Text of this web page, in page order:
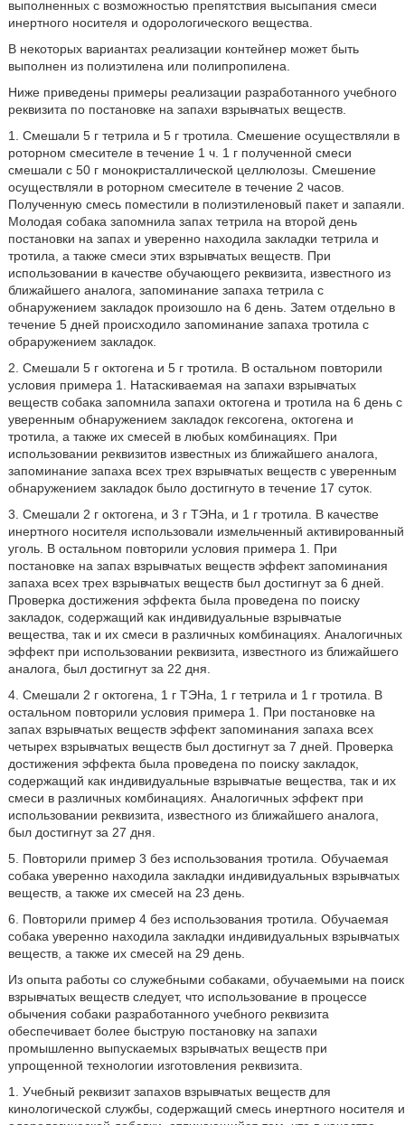
выполненных с возможностью препятствия высыпания смеси
инертного носителя и одорологического вещества.
В некоторых вариантах реализации контейнер может быть
выполнен из полиэтилена или полипропилена.
Ниже приведены примеры реализации разработанного учебного
реквизита по постановке на запахи взрывчатых веществ.
1. Смешали 5 г тетрила и 5 г тротила. Смешение осуществляли в
роторном смесителе в течение 1 ч. 1 г полученной смеси
смешали с 50 г монокристаллической целлюлозы. Смешение
осуществляли в роторном смесителе в течение 2 часов.
Полученную смесь поместили в полиэтиленовый пакет и запаяли.
Молодая собака запомнила запах тетрила на второй день
постановки на запах и уверенно находила закладки тетрила и
тротила, а также смеси этих взрывчатых веществ. При
использовании в качестве обучающего реквизита, известного из
ближайшего аналога, запоминание запаха тетрила с
обнаружением закладок произошло на 6 день. Затем отдельно в
течение 5 дней происходило запоминание запаха тротила с
обраружением закладок.
2. Смешали 5 г октогена и 5 г тротила. В остальном повторили
условия примера 1. Натаскиваемая на запахи взрывчатых
веществ собака запомнила запахи октогена и тротила на 6 день с
уверенным обнаружением закладок гексогена, октогена и
тротила, а также их смесей в любых комбинациях. При
использовании реквизитов известных из ближайшего аналога,
запоминание запаха всех трех взрывчатых веществ с уверенным
обнаружением закладок было достигнуто в течение 17 суток.
3. Смешали 2 г октогена, и 3 г ТЭНа, и 1 г тротила. В качестве
инертного носителя использовали измельченный активированный
уголь. В остальном повторили условия примера 1. При
постановке на запах взрывчатых веществ эффект запоминания
запаха всех трех взрывчатых веществ был достигнут за 6 дней.
Проверка достижения эффекта была проведена по поиску
закладок, содержащий как индивидуальные взрывчатые
вещества, так и их смеси в различных комбинациях. Аналогичных
эффект при использовании реквизита, известного из ближайшего
аналога, был достигнут за 22 дня.
4. Смешали 2 г октогена, 1 г ТЭНа, 1 г тетрила и 1 г тротила. В
остальном повторили условия примера 1. При постановке на
запах взрывчатых веществ эффект запоминания запаха всех
четырех взрывчатых веществ был достигнут за 7 дней. Проверка
достижения эффекта была проведена по поиску закладок,
содержащий как индивидуальные взрывчатые вещества, так и их
смеси в различных комбинациях. Аналогичных эффект при
использовании реквизита, известного из ближайшего аналога,
был достигнут за 27 дня.
5. Повторили пример 3 без использования тротила. Обучаемая
собака уверенно находила закладки индивидуальных взрывчатых
веществ, а также их смесей на 23 день.
6. Повторили пример 4 без использования тротила. Обучаемая
собака уверенно находила закладки индивидуальных взрывчатых
веществ, а также их смесей на 29 день.
Из опыта работы со служебными собаками, обучаемыми на поиск
взрывчатых веществ следует, что использование в процессе
обычения собаки разработанного учебного реквизита
обеспечивает более быструю постановку на запахи
промышленно выпускаемых взрывчатых веществ при
упрощенной технологии изготовления реквизита.
1. Учебный реквизит запахов взрывчатых веществ для
кинологической службы, содержащий смесь инертного носителя и